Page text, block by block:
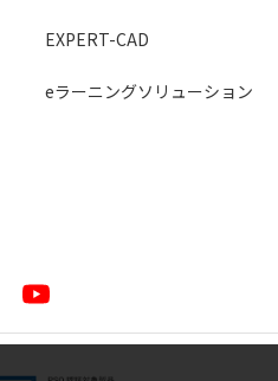
EXPERT-CAD
eラーニングソリューション